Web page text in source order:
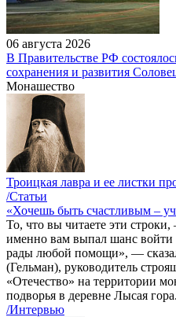
06 августа 2026
В Правительстве РФ
сохранения и развития
Монашество
Троицкая лавра и ее листки
/Статьи
«Хочешь быть счастливым –
То, что вы читаете эти
именно вам выпал шанс
рады любой помощи», —
(Гельман), руководитель
«Отечество» на территории
подворья в деревне Лысая гора.
/Интервью